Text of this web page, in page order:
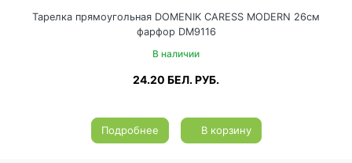
Тарелка прямоугольная DOMENIK CARESS MODERN 26см
фарфор DM9116
В наличии
24.20 БЕЛ. РУБ.
Подробнее В корзину